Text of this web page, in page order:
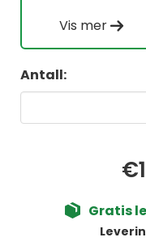
Vis mer
Antall:
Gratis